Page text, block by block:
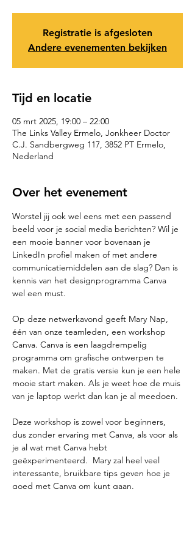
Registratie is afgesloten
Andere evenementen bekijken
Tijd en locatie
05 mrt 2025, 19:00 – 22:00
The Links Valley Ermelo, Jonkheer Doctor
C.J. Sandbergweg 117, 3852 PT Ermelo,
Nederland
Over het evenement
Worstel jij ook wel eens met een passend
beeld voor je social media berichten? Wil je
een mooie banner voor bovenaan je
LinkedIn profiel maken of met andere
communicatiemiddelen aan de slag? Dan is
kennis van het designprogramma Canva
wel een must.
Op deze netwerkavond geeft Mary Nap,
één van onze teamleden, een workshop
Canva. Canva is een laagdrempelig
programma om grafische ontwerpen te
maken. Met de gratis versie kun je een hele
mooie start maken. Als je weet hoe de muis
van je laptop werkt dan kan je al meedoen.
Deze workshop is zowel voor beginners,
dus zonder ervaring met Canva, als voor als
je al wat met Canva hebt
geëxperimenteerd.  Mary zal heel veel
interessante, bruikbare tips geven hoe je
goed met Canva om kunt gaan.